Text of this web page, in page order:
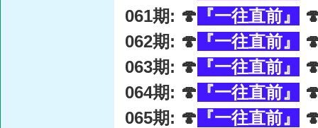
061期: 🍄 『一往直前』
062期: 🍄 『一往直前』
063期: 🍄 『一往直前』
064期: 🍄 『一往直前』
065期: 🍄 『一往直前』